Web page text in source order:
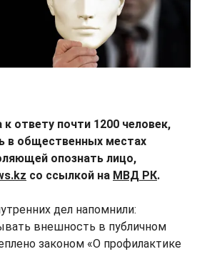
к ответу почти 1200 человек,
в общественных местах
опознать лицо,
со ссылкой на МВД РК.
дел напомнили:
внешность в публичном
законом «О профилактике